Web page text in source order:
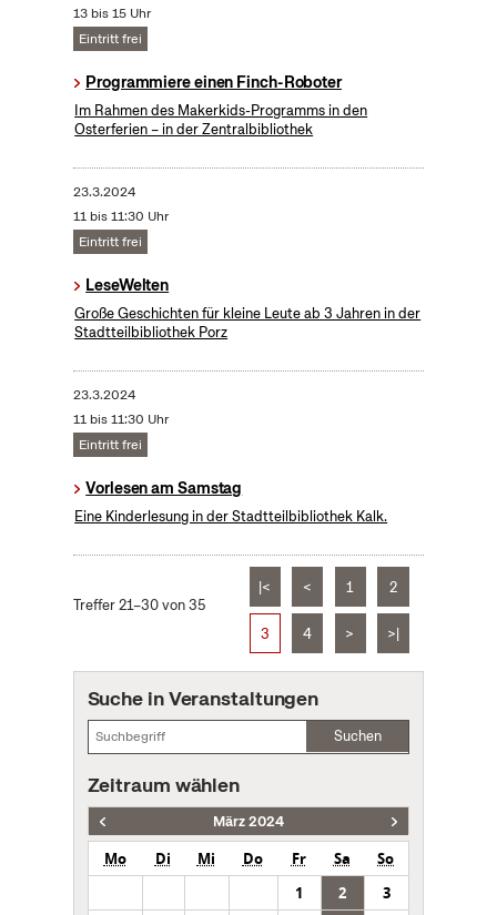
13 bis 15 Uhr
Eintritt frei
Programmiere einen Finch-Roboter
Im Rahmen des Makerkids-Programms in den
Osterferien – in der Zentralbibliothek
23.3.2024
11 bis 11:30 Uhr
Eintritt frei
LeseWelten
Große Geschichten für kleine Leute ab 3 Jahren in der
Stadtteilbibliothek Porz
23.3.2024
11 bis 11:30 Uhr
Eintritt frei
Vorlesen am Samstag
Eine Kinderlesung in der Stadtteilbibliothek Kalk.
Treffer 21–30 von 35
|< < 1 2
3 4 > >|
Suche in Veranstaltungen
Suchen
Zeitraum wählen
März 2024
Mo Di Mi Do Fr Sa
So
1
2
3